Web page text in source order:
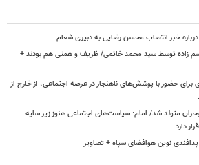
خبر انتصاب محسن رضایی به دبیری شعام
قاسم زاده توسط سید محمد خاتمی/ ظریف و همتی هم بودند +
برای حضور با پوشش‌های ناهنجار در عرصه اجتماعی، از خارج از
که با بحران متولد شد/ امام: سیاست‌های اجتماعی هنوز زیر سایه
دارد